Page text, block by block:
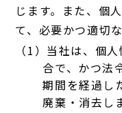
じます。また、個
て、必要かつ適切
（1）当社は、個
合で、かつ法
期間を経過し
廃棄・消去し